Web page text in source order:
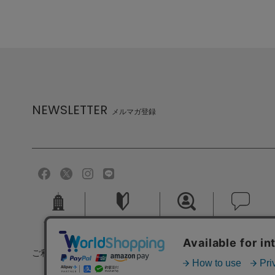
NEWSLETTER メルマガ登録
会社概要 ご利用ガイド 採用情報 お問い合せ
ご利用規約 個人情報保護方針